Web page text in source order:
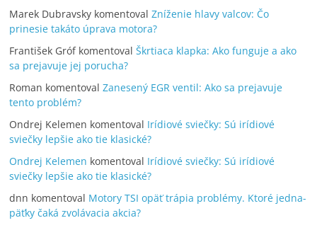
Marek Dubravsky komentovalZníženie hlavy valcov: Čo
prinesie takáto úprava motora?
František GrófkomentovalŠkrtiaca klapka: Ako funguje a ako
sa prejavuje jej porucha?
Roman komentovalZanesený EGR ventil: Ako sa prejavuje
tento problém?
Ondrej Kelemen komentoval Irídiové sviečky: Sú irídiové
sviečky lepšie ako tie klasické?
Ondrej Kelemen komentoval Irídiové sviečky: Sú irídiové
sviečky lepšie ako tie klasické?
dnn komentoval Motory TSI opäť trápia problémy. Ktoré jedna-
päťky čaká zvolávacia akcia?